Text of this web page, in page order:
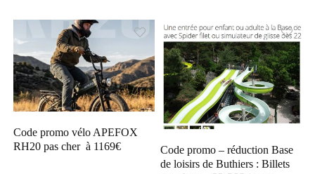
Code promo vélo APEFOX
RH20 pas cher à 1169€
Code promo – réduction Base
de loisirs de Buthiers : Billets